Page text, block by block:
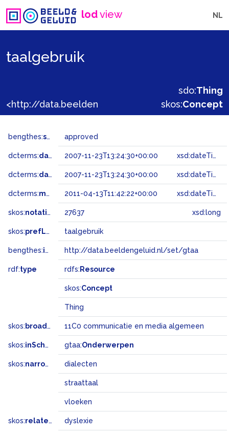
lodview NL
taalgebruik
sdo:Thing
skos:Concept
bengthes:status approved
dcterms:dateAccepted 2007-11-23T13:24:30+00:00 xsd:dateTime
dcterms:dateSubmitted 2007-11-23T13:24:30+00:00 xsd:dateTime
dcterms:modified 2011-04-13T11:42:22+00:00 xsd:dateTime
skos:notation 27637 xsd:long
skos:prefLabel taalgebruik
bengthes:inSet http://data.beeldengeluid.nl/set/gtaa
rdf:type rdfs: Resource
skos:Concept
Thing
skos: broadMatch 11C0 communicatie en media algemeen
skos:inScheme gtaa:Onderwerpen
skos:narrower dialecten
straattaal
vloeken
skos:related dyslexie